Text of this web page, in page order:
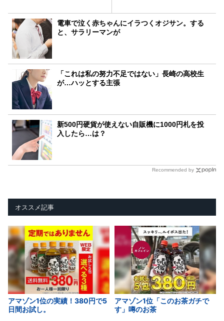
電車で泣く赤ちゃんにイラつくオジサン。する
と、サラリーマンが
「これは私の努力不足ではない」長崎の高校生
が…ハッとする主張
新500円硬貨が使えない自販機に1000円札を投
入したら…は？
Recommended by
オススメ記事
アマゾン1位の実績！380円で5
日間お試し。
アマゾン1位「このお茶ガチで
す」噂のお茶